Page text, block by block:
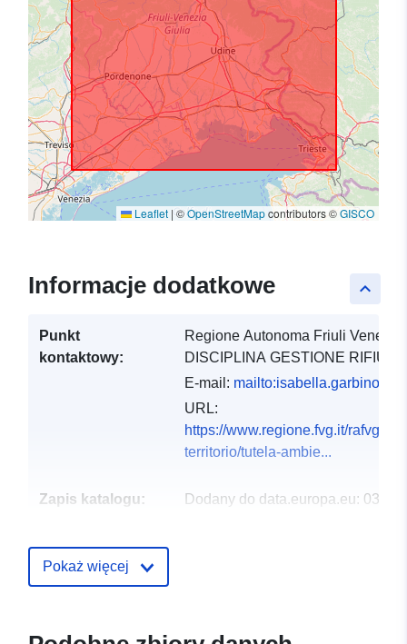
Leaflet |©OpenStreetMapcontributors ©GISCO
keyboard_arrow_up
Informacje dodatkowe
Punkt
kontaktowy:
Regione Autonoma Friuli
DISCIPLINA GESTIONE RIFIU...
E-mail:
URL:
https://www.regione.fvg.it/rafvg/
territorio/tutela-ambie...
Zapis katalogu: Dodany do data.europa.eu: 03
46.66 ], [ 13.92, 46.66 ], [
Pokaż więcej